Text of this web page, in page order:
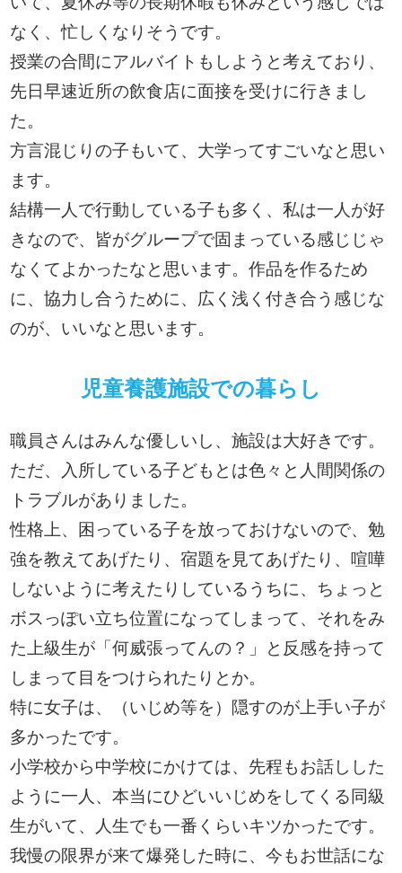
なく、忙しくなりそうです。
授業の合間にアルバイトもしようと考えており、
先日早速近所の飲食店に面接を受けに行きまし
た。
方言混じりの子もいて、大学ってすごいなと思い
ます。
結構一人で行動している子も多く、私は一人が好
きなので、皆がグループで固まっている感じじゃ
なくてよかったなと思います。作品を作るため
に、協力し合うために、広く浅く付き合う感じな
のが、いいなと思います。
児童養護施設での暮らし
職員さんはみんな優しいし、施設は大好きです。
ただ、入所している子どもとは色々と人間関係の
トラブルがありました。
性格上、困っている子を放っておけないので、勉
強を教えてあげたり、宿題を見てあげたり、喧嘩
しないように考えたりしているうちに、ちょっと
ボスっぽい立ち位置になってしまって、それをみ
た上級生が「何威張ってんの？」と反感を持って
しまって目をつけられたりとか。
特に女子は、（いじめ等を）隠すのが上手い子が
多かったです。
小学校から中学校にかけては、先程もお話しした
ように一人、本当にひどいいじめをしてくる同級
生がいて、人生でも一番くらいキツかったです。
我慢の限界が来て爆発した時に、今もお世話にな